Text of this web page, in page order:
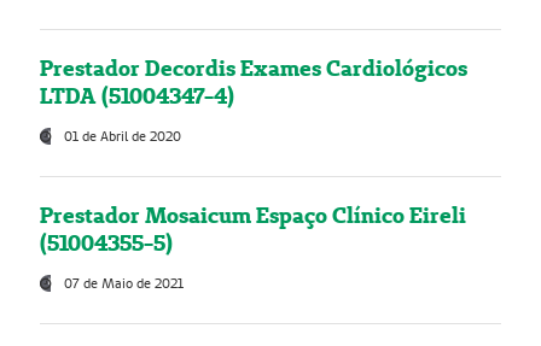
Prestador Decordis Exames Cardiológicos
LTDA (51004347-4)
01 de Abril de 2020
Prestador Mosaicum Espaço Clínico Eireli
(51004355-5)
07 de Maio de 2021